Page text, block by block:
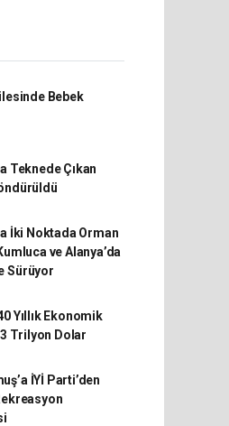
Bebek
Teknede Çıkan
İki Noktada Orman
ve Alanya’da
Sürüyor
Yıllık Ekonomik
Trilyon Dolar
İYİ Parti’den